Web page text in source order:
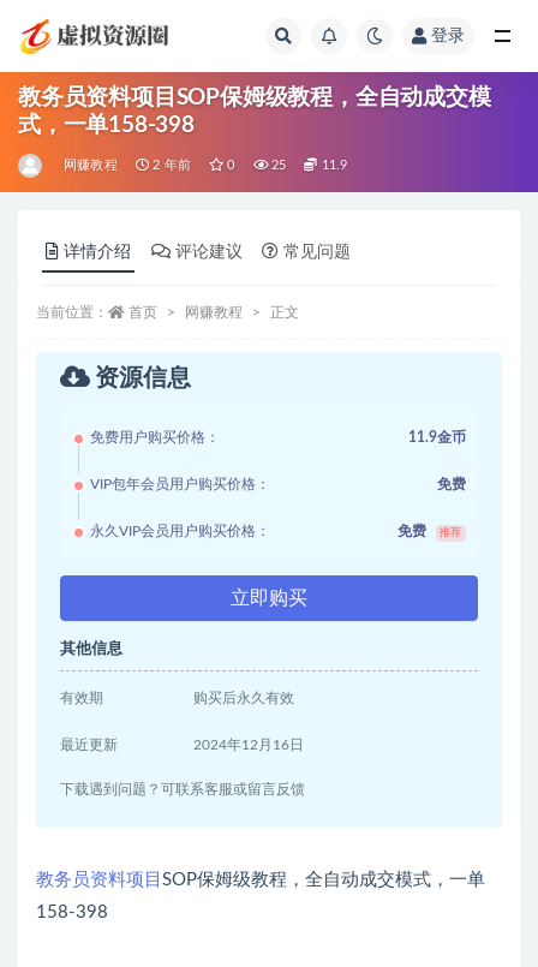
登录
教务员资料项目SOP保姆级教程，全自动成交模
式，一单158-398
网赚教程 2 年前 0 25 11.9
详情介绍 评论建议 常见问题
当前位置： 首页 网赚教程 正文
资源信息
免费用户购买价格： 11.9金币
VIP包年会员用户购买价格： 免费
永久VIP会员用户购买价格： 免费 推荐
立即购买
其他信息
有效期 购买后永久有效
最近更新 2024年12月16日
下载遇到问题？可联系客服或留言反馈
教务员资料项目 SOP保姆级教程，全自动成交模式，一单
158-398